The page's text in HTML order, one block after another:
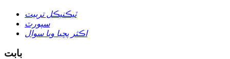
ٽيڪنيڪل تربيت
سپورٽ
اڪثر پڇيا ويا سوال
بابت